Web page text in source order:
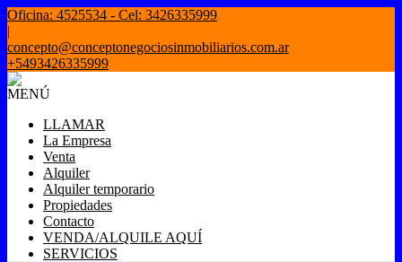
Oficina: 4525534 - Cel: 3426335999
|
concepto@conceptonegociosinmobiliarios.com.ar
+5493426335999
MENÚ
LLAMAR
La Empresa
Venta
Alquiler
Alquiler temporario
Propiedades
Contacto
VENDA/ALQUILE AQUÍ
SERVICIOS